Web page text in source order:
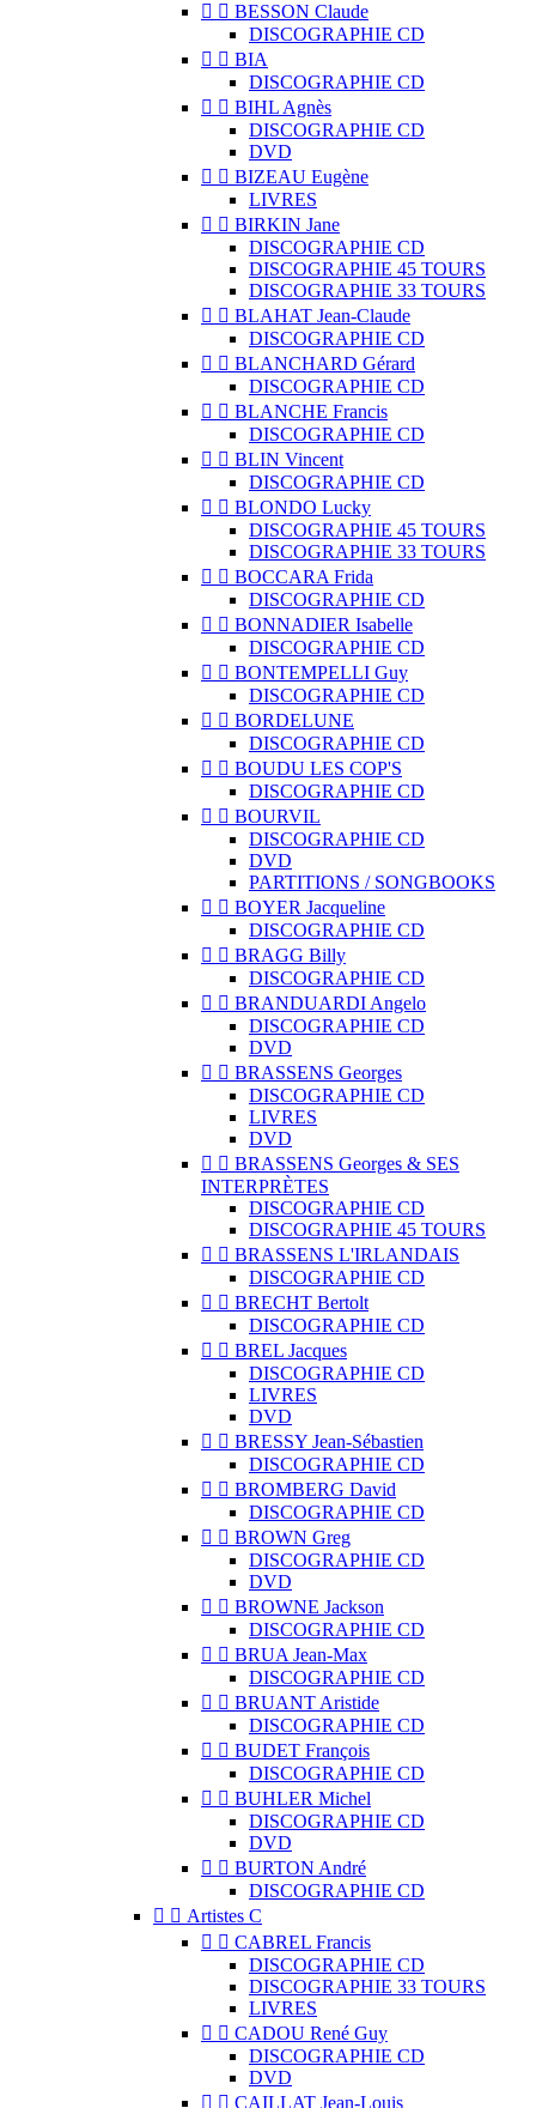
  BESSON Claude
DISCOGRAPHIE CD
  BIA
DISCOGRAPHIE CD
  BIHL Agnès
DISCOGRAPHIE CD
DVD
  BIZEAU Eugène
LIVRES
  BIRKIN Jane
DISCOGRAPHIE CD
DISCOGRAPHIE 45 TOURS
DISCOGRAPHIE 33 TOURS
  BLAHAT Jean-Claude
DISCOGRAPHIE CD
  BLANCHARD Gérard
DISCOGRAPHIE CD
  BLANCHE Francis
DISCOGRAPHIE CD
  BLIN Vincent
DISCOGRAPHIE CD
  BLONDO Lucky
DISCOGRAPHIE 45 TOURS
DISCOGRAPHIE 33 TOURS
  BOCCARA Frida
DISCOGRAPHIE CD
  BONNADIER Isabelle
DISCOGRAPHIE CD
  BONTEMPELLI Guy
DISCOGRAPHIE CD
  BORDELUNE
DISCOGRAPHIE CD
  BOUDU LES COP'S
DISCOGRAPHIE CD
  BOURVIL
DISCOGRAPHIE CD
DVD
PARTITIONS / SONGBOOKS
  BOYER Jacqueline
DISCOGRAPHIE CD
  BRAGG Billy
DISCOGRAPHIE CD
  BRANDUARDI Angelo
DISCOGRAPHIE CD
DVD
  BRASSENS Georges
DISCOGRAPHIE CD
LIVRES
DVD
  BRASSENS Georges & SES
INTERPRÈTES
DISCOGRAPHIE CD
DISCOGRAPHIE 45 TOURS
  BRASSENS L'IRLANDAIS
DISCOGRAPHIE CD
  BRECHT Bertolt
DISCOGRAPHIE CD
  BREL Jacques
DISCOGRAPHIE CD
LIVRES
DVD
  BRESSY Jean-Sébastien
DISCOGRAPHIE CD
  BROMBERG David
DISCOGRAPHIE CD
  BROWN Greg
DISCOGRAPHIE CD
DVD
  BROWNE Jackson
DISCOGRAPHIE CD
  BRUA Jean-Max
DISCOGRAPHIE CD
  BRUANT Aristide
DISCOGRAPHIE CD
  BUDET François
DISCOGRAPHIE CD
  BUHLER Michel
DISCOGRAPHIE CD
DVD
  BURTON André
DISCOGRAPHIE CD
  Artistes C
  CABREL Francis
DISCOGRAPHIE CD
DISCOGRAPHIE 33 TOURS
LIVRES
  CADOU René Guy
DISCOGRAPHIE CD
DVD
  CAILLAT Jean-Louis